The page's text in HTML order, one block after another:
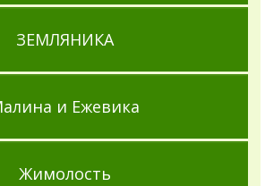
ЗЕМЛЯНИКА
и Ежевика
Жимолость